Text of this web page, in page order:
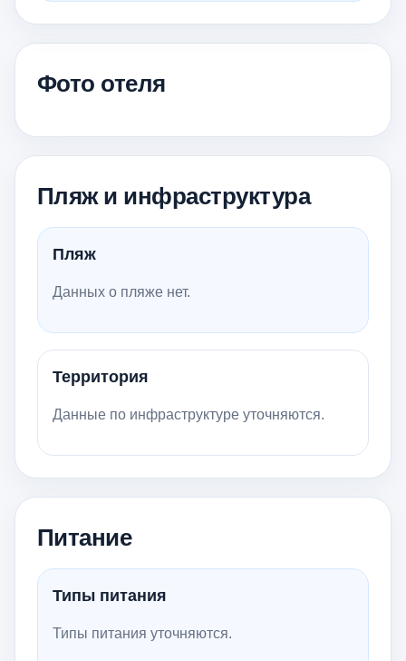
Фото отеля
Пляж и инфраструктура
Пляж
Данных о пляже нет.
Территория
Данные по инфраструктуре уточняются.
Питание
Типы питания
Типы питания уточняются.